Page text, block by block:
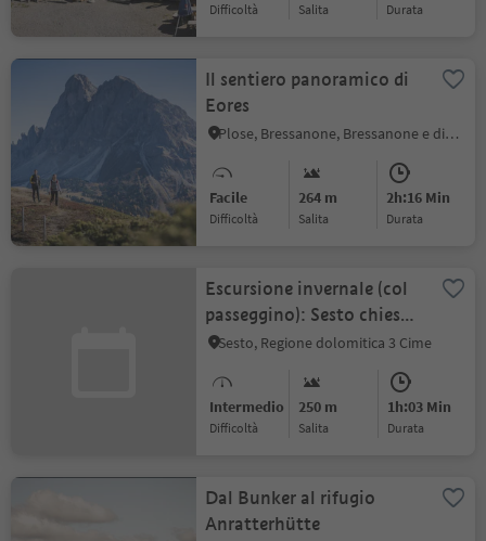
Difficoltà Salita durata
Il sentiero panoramico di
Eores
Plose, Bressanone, Bressanone e dintorni
Facile
Difficoltà
264 m
Salita
2h:16 Min
durata
Escursione invernale (col
passeggino): Sesto chiesa
– Gasthof Panorama
Sesto, Regione dolomitica 3 Cime
Intermedio
Difficoltà
250 m
Salita
1h:03 Min
durata
Dal Bunker al rifugio
Anratterhütte